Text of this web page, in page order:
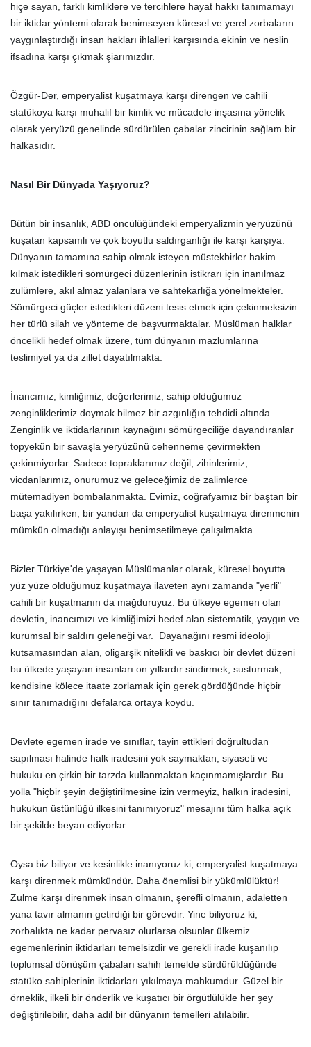
hiçe sayan, farklı kimliklere ve tercihlere hayat hakkı tanımamayı
bir iktidar yöntemi olarak benimseyen küresel ve yerel zorbaların
yaygınlaştırdığı insan hakları ihlalleri karşısında ekinin ve neslin
ifsadına karşı çıkmak şiarımızdır.
Özgür-Der, emperyalist kuşatmaya karşı direngen ve cahili
statükoya karşı muhalif bir kimlik ve mücadele inşasına yönelik
olarak yeryüzü genelinde sürdürülen çabalar zincirinin sağlam bir
halkasıdır.
Nasıl Bir Dünyada Yaşıyoruz?
Bütün bir insanlık, ABD öncülüğündeki emperyalizmin yeryüzünü
kuşatan kapsamlı ve çok boyutlu saldırganlığı ile karşı karşıya.
Dünyanın tamamına sahip olmak isteyen müstekbirler hakim
kılmak istedikleri sömürgeci düzenlerinin istikrarı için inanılmaz
zulümlere, akıl almaz yalanlara ve sahtekarlığa yönelmekteler.
Sömürgeci güçler istedikleri düzeni tesis etmek için çekinmeksizin
her türlü silah ve yönteme de başvurmaktalar. Müslüman halklar
öncelikli hedef olmak üzere, tüm dünyanın mazlumlarına
teslimiyet ya da zillet dayatılmakta.
İnancımız, kimliğimiz, değerlerimiz, sahip olduğumuz
zenginliklerimiz doymak bilmez bir azgınlığın tehdidi altında.
Zenginlik ve iktidarlarının kaynağını sömürgeciliğe dayandıranlar
topyekün bir savaşla yeryüzünü cehenneme çevirmekten
çekinmiyorlar. Sadece topraklarımız değil; zihinlerimiz,
vicdanlarımız, onurumuz ve geleceğimiz de zalimlerce
mütemadiyen bombalanmakta. Evimiz, coğrafyamız bir baştan bir
başa yakılırken, bir yandan da emperyalist kuşatmaya direnmenin
mümkün olmadığı anlayışı benimsetilmeye çalışılmakta.
Bizler Türkiye'de yaşayan Müslümanlar olarak, küresel boyutta
yüz yüze olduğumuz kuşatmaya ilaveten aynı zamanda "yerli"
cahili bir kuşatmanın da mağduruyuz. Bu ülkeye egemen olan
devletin, inancımızı ve kimliğimizi hedef alan sistematik, yaygın ve
kurumsal bir saldırı geleneği var. Dayanağını resmi ideoloji
kutsamasından alan, oligarşik nitelikli ve baskıcı bir devlet düzeni
bu ülkede yaşayan insanları on yıllardır sindirmek, susturmak,
kendisine kölece itaate zorlamak için gerek gördüğünde hiçbir
sınır tanımadığını defalarca ortaya koydu.
Devlete egemen irade ve sınıflar, tayin ettikleri doğrultudan
sapılması halinde halk iradesini yok saymaktan; siyaseti ve
hukuku en çirkin bir tarzda kullanmaktan kaçınmamışlardır. Bu
yolla "hiçbir şeyin değiştirilmesine izin vermeyiz, halkın iradesini,
hukukun üstünlüğü ilkesini tanımıyoruz" mesajını tüm halka açık
bir şekilde beyan ediyorlar.
Oysa biz biliyor ve kesinlikle inanıyoruz ki, emperyalist kuşatmaya
karşı direnmek mümkündür. Daha önemlisi bir yükümlülüktür!
Zulme karşı direnmek insan olmanın, şerefli olmanın, adaletten
yana tavır almanın getirdiği bir görevdir. Yine biliyoruz ki,
zorbalıkta ne kadar pervasız olurlarsa olsunlar ülkemiz
egemenlerinin iktidarları temelsizdir ve gerekli irade kuşanılıp
toplumsal dönüşüm çabaları sahih temelde sürdürüldüğünde
statüko sahiplerinin iktidarları yıkılmaya mahkumdur. Güzel bir
örneklik, ilkeli bir önderlik ve kuşatıcı bir örgütlülükle her şey
değiştirilebilir, daha adil bir dünyanın temelleri atılabilir.